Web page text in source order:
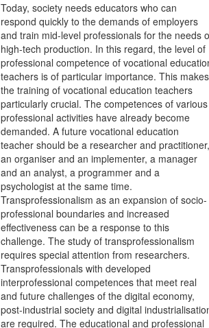
Today, society needs educators who can
respond quickly to the demands of employers
and train mid-level professionals for the needs
high-tech production. In this regard, the level of
professional competence of vocational
teachers is of particular importance. This makes
the training of vocational education teachers
particularly crucial. The competences of various
professional activities have already become
demanded. A future vocational education
teacher should be a researcher and practitioner,
an organiser and an implementer, a manager
and an analyst, a programmer and a
psychologist at the same time.
Transprofessionalism as an expansion of socio-
professional boundaries and increased
effectiveness can be a response to this
challenge. The study of transprofessionalism
requires special attention from researchers.
Transprofessionals with developed
interprofessional competences that meet real
and future challenges of the digital economy,
post-industrial society and digital
are required. The educational and professional